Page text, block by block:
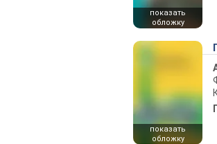
показать
обложку
показать
обложку